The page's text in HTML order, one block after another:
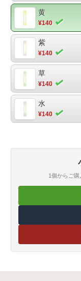
黄
¥140
紫
¥140
草
¥140
水
¥140
1個からご購